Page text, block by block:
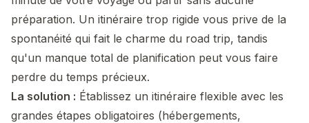
préparation. Un itinéraire trop rigide vous prive de la
spontanéité qui fait le charme du road trip, tandis
qu'un manque total de planification peut vous faire
perdre du temps précieux.
La solution : Établissez un itinéraire flexible avec les
grandes étapes obligatoires (hébergements,